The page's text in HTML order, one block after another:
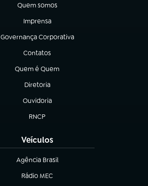
Quem somos
(abre em nova aba)
Imprensa
(abre em nova aba)
Governança Corporativa
(abre em nova aba)
Contatos
(abre em nova aba)
Quem é Quem
(abre em nova aba)
Diretoria
(abre em nova aba)
Ouvidoria
(abre em nova aba)
RNCP
(abre em nova aba)
Veículos
Agência Brasil
(abre em nova aba)
Rádio MEC